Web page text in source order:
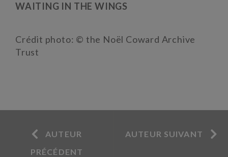
WAITING IN THE WINGS
Crédit photo: © the Noël Coward Archive
Trust
AUTEUR
PRÉCÉDENT
AUTEUR SUIVANT